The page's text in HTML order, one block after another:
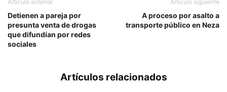
Artículo anterior
Detienen a pareja por
presunta venta de drogas
que difundían por redes
sociales
Artículo siguiente
A proceso por asalto a
transporte público en Neza
Artículos relacionados